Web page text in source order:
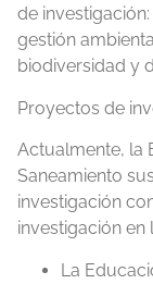
de
gestión
biodiversidad y
Proyectos de
Actualmente, la
Saneamiento
investigación
investigación en
La